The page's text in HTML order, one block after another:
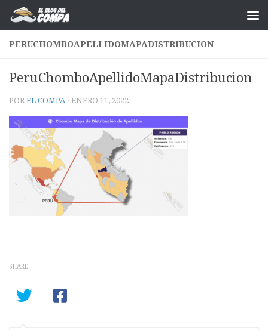
Saltar al contenido
PERUCHOMBOAPELLIDOMAPADISTRIBUCION
PeruChomboApellidoMapaDistribucion
POR EL COMPA · ENERO 11, 2022
SHARE